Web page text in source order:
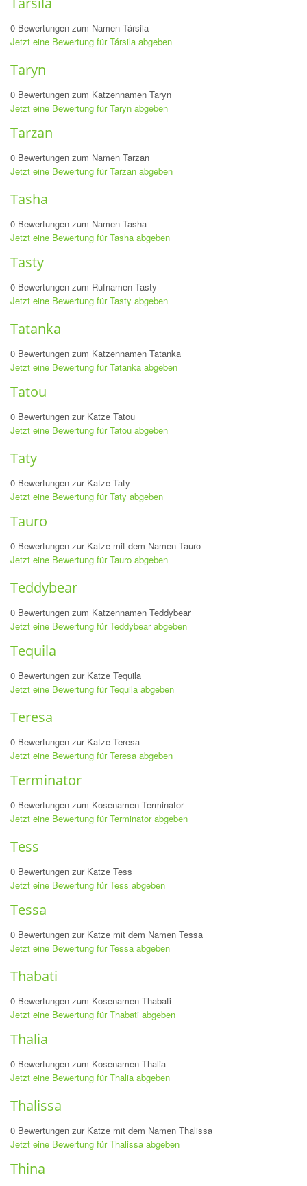
0 Bewertungen zum Namen Társila
Jetzt eine Bewertung für Társila abgeben
Taryn
0 Bewertungen zum Katzennamen Taryn
Jetzt eine Bewertung für Taryn abgeben
Tarzan
0 Bewertungen zum Namen Tarzan
Jetzt eine Bewertung für Tarzan abgeben
Tasha
0 Bewertungen zum Namen Tasha
Jetzt eine Bewertung für Tasha abgeben
Tasty
0 Bewertungen zum Rufnamen Tasty
Jetzt eine Bewertung für Tasty abgeben
Tatanka
0 Bewertungen zum Katzennamen Tatanka
Jetzt eine Bewertung für Tatanka abgeben
Tatou
0 Bewertungen zur Katze Tatou
Jetzt eine Bewertung für Tatou abgeben
Taty
0 Bewertungen zur Katze Taty
Jetzt eine Bewertung für Taty abgeben
Tauro
0 Bewertungen zur Katze mit dem Namen Tauro
Jetzt eine Bewertung für Tauro abgeben
Teddybear
0 Bewertungen zum Katzennamen Teddybear
Jetzt eine Bewertung für Teddybear abgeben
Tequila
0 Bewertungen zur Katze Tequila
Jetzt eine Bewertung für Tequila abgeben
Teresa
0 Bewertungen zur Katze Teresa
Jetzt eine Bewertung für Teresa abgeben
Terminator
0 Bewertungen zum Kosenamen Terminator
Jetzt eine Bewertung für Terminator abgeben
Tess
0 Bewertungen zur Katze Tess
Jetzt eine Bewertung für Tess abgeben
Tessa
0 Bewertungen zur Katze mit dem Namen Tessa
Jetzt eine Bewertung für Tessa abgeben
Thabati
0 Bewertungen zum Kosenamen Thabati
Jetzt eine Bewertung für Thabati abgeben
Thalia
0 Bewertungen zum Kosenamen Thalia
Jetzt eine Bewertung für Thalia abgeben
Thalissa
0 Bewertungen zur Katze mit dem Namen Thalissa
Jetzt eine Bewertung für Thalissa abgeben
Thina